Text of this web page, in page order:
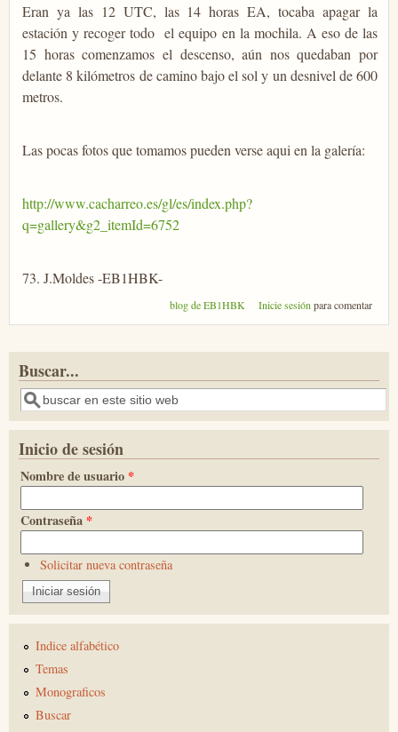
Eran ya las 12 UTC, las 14 horas EA, tocaba apagar la
estación y recoger todo el equipo en la mochila. A eso de las
15 horas comenzamos el descenso, aún nos quedaban por
delante 8 kilómetros de camino bajo el sol y un desnivel de 600
metros.
Las pocas fotos que tomamos pueden verse aqui en la galería:
http://www.cacharreo.es/gl/es/index.php?
q=gallery&g2_itemId=6752
73. J.Moldes -EB1HBK-
blog de EB1HBK Inicie sesión para comentar
Buscar...
Buscar
Inicio de sesión
Nombre de usuario *
Contraseña *
Solicitar nueva contraseña
Indice alfabético
Temas
Monograficos
Buscar